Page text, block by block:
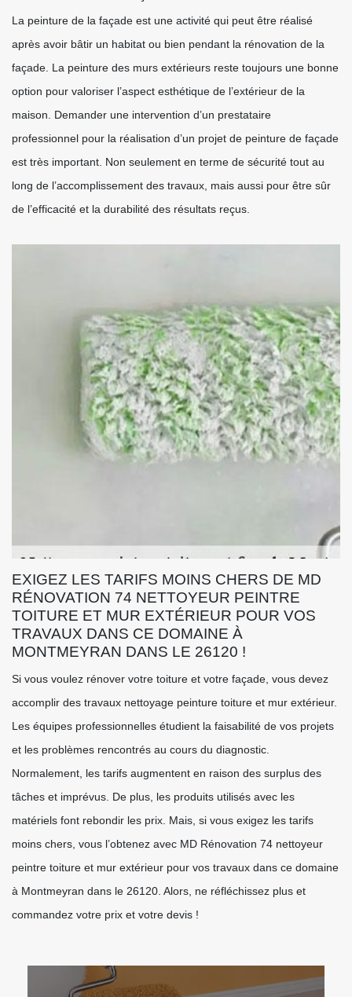
La peinture de la façade est une activité qui peut être réalisé
après avoir bâtir un habitat ou bien pendant la rénovation de la
façade. La peinture des murs extérieurs reste toujours une bonne
option pour valoriser l’aspect esthétique de l’extérieur de la
maison. Demander une intervention d’un prestataire
professionnel pour la réalisation d’un projet de peinture de façade
est très important. Non seulement en terme de sécurité tout au
long de l’accomplissement des travaux, mais aussi pour être sûr
de l’efficacité et la durabilité des résultats reçus.
EXIGEZ LES TARIFS MOINS CHERS DE MD
RÉNOVATION 74 NETTOYEUR PEINTRE
TOITURE ET MUR EXTÉRIEUR POUR VOS
TRAVAUX DANS CE DOMAINE À
MONTMEYRAN DANS LE 26120 !
Si vous voulez rénover votre toiture et votre façade, vous devez
accomplir des travaux nettoyage peinture toiture et mur extérieur.
Les équipes professionnelles étudient la faisabilité de vos projets
et les problèmes rencontrés au cours du diagnostic.
Normalement, les tarifs augmentent en raison des surplus des
tâches et imprévus. De plus, les produits utilisés avec les
matériels font rebondir les prix. Mais, si vous exigez les tarifs
moins chers, vous l’obtenez avec MD Rénovation 74 nettoyeur
peintre toiture et mur extérieur pour vos travaux dans ce domaine
à Montmeyran dans le 26120. Alors, ne réfléchissez plus et
commandez votre prix et votre devis !